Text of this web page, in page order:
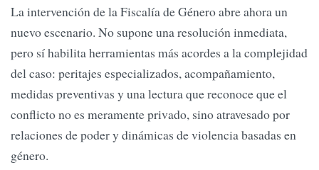
La intervención de la Fiscalía de Género abre ahora un
nuevo escenario. No supone una resolución inmediata,
pero sí habilita herramientas más acordes a la complejidad
del caso: peritajes especializados, acompañamiento,
medidas preventivas y una lectura que reconoce que el
conflicto no es meramente privado, sino atravesado por
relaciones de poder y dinámicas de violencia basadas en
género.